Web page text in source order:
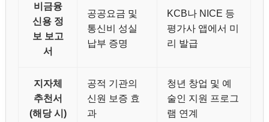
비금융
신용 정
보 보고
서
공공요금 및
통신비 성실
납부 증명
KCB나 NICE 등
평가사 앱에서 미
리 발급
지자체
추천서
(해당 시)
공적 기관의
신원 보증 효
과
청년 창업 및 예
술인 지원 프로그
램 연계